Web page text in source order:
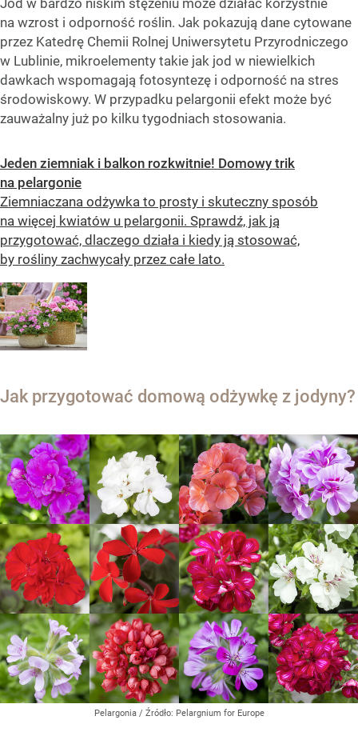
na wzrost i odporność roślin. Jak pokazują dane cytowane
przez Katedrę Chemii Rolnej Uniwersytetu Przyrodniczego
w Lublinie, mikroelementy takie jak jod w niewielkich
dawkach wspomagają fotosyntezę i odporność na stres
środowiskowy. W przypadku pelargonii efekt może być
zauważalny już po kilku tygodniach stosowania.
Jeden ziemniak i balkon rozkwitnie! Domowy trik
na pelargonie
Ziemniaczana odżywka to prosty i skuteczny sposób
na więcej kwiatów u pelargonii. Sprawdź, jak ją
przygotować, dlaczego działa i kiedy ją stosować,
by rośliny zachwycały przez całe lato.
Jak przygotować domową odżywkę z jodyny?
Pelargonia / Źródło: Pelargnium for Europe